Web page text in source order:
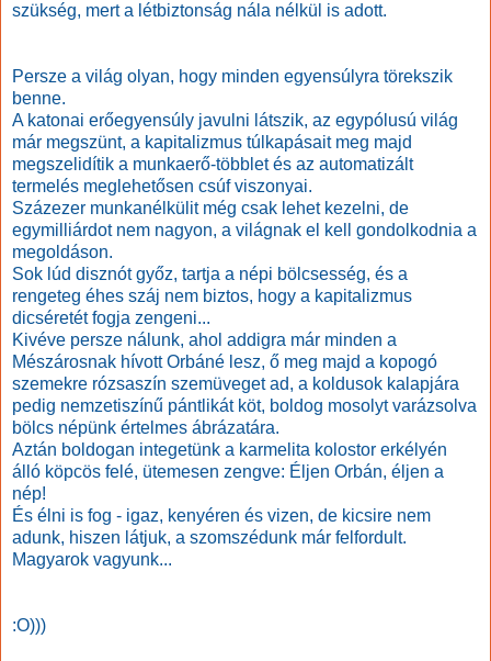
szükség, mert a létbiztonság nála nélkül is adott.
Persze a világ olyan, hogy minden egyensúlyra törekszik
benne.
A katonai erőegyensúly javulni látszik, az egypólusú világ
már megszünt, a kapitalizmus túlkapásait meg majd
megszelidítik a munkaerő-többlet és az automatizált
termelés meglehetősen csúf viszonyai.
Százezer munkanélkülit még csak lehet kezelni, de
egymilliárdot nem nagyon, a világnak el kell gondolkodnia a
megoldáson.
Sok lúd disznót győz, tartja a népi bölcsesség, és a
rengeteg éhes száj nem biztos, hogy a kapitalizmus
dicséretét fogja zengeni...
Kivéve persze nálunk, ahol addigra már minden a
Mészárosnak hívott Orbáné lesz, ő meg majd a kopogó
szemekre rózsaszín szemüveget ad, a koldusok kalapjára
pedig nemzetiszínű pántlikát köt, boldog mosolyt varázsolva
bölcs népünk értelmes ábrázatára.
Aztán boldogan integetünk a karmelita kolostor erkélyén
álló köpcös felé, ütemesen zengve: Éljen Orbán, éljen a
nép!
És élni is fog - igaz, kenyéren és vizen, de kicsire nem
adunk, hiszen látjuk, a szomszédunk már felfordult.
Magyarok vagyunk...
:O)))